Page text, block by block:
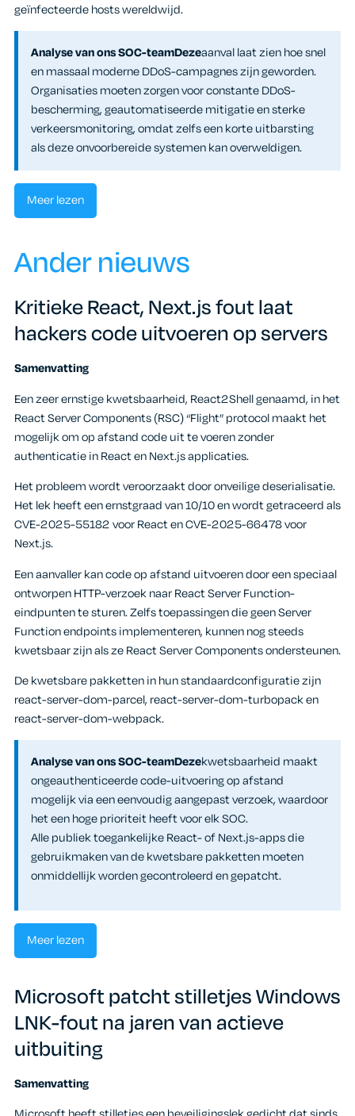
geïnfecteerde hosts wereldwijd.
Analyse van ons SOC-teamDezeaanval laat zien hoe snel
en massaal moderne DDoS-campagnes zijn geworden.
Organisaties moeten zorgen voor constante DDoS-
bescherming, geautomatiseerde mitigatie en sterke
verkeersmonitoring, omdat zelfs een korte uitbarsting
als deze onvoorbereide systemen kan overweldigen.
Meer lezen
Ander nieuws
Kritieke React, Next.js fout laat
hackers code uitvoeren op servers
Samenvatting
Een zeer ernstige kwetsbaarheid, React2Shell genaamd, in het
React Server Components (RSC) “Flight” protocol maakt het
mogelijk om op afstand code uit te voeren zonder
authenticatie in React en Next.js applicaties.
Het probleem wordt veroorzaakt door onveilige deserialisatie.
Het lek heeft een ernstgraad van 10/10 en wordt getraceerd als
CVE-2025-55182 voor React en CVE-2025-66478 voor
Next.js.
Een aanvaller kan code op afstand uitvoeren door een speciaal
ontworpen HTTP-verzoek naar React Server Function-
eindpunten te sturen. Zelfs toepassingen die geen Server
Function endpoints implementeren, kunnen nog steeds
kwetsbaar zijn als ze React Server Components ondersteunen.
De kwetsbare pakketten in hun standaardconfiguratie zijn
react-server-dom-parcel, react-server-dom-turbopack en
react-server-dom-webpack.
Analyse van ons SOC-teamDezekwetsbaarheid maakt
ongeauthenticeerde code-uitvoering op afstand
mogelijk via een eenvoudig aangepast verzoek, waardoor
het een hoge prioriteit heeft voor elk SOC.
Alle publiek toegankelijke React- of Next.js-apps die
gebruikmaken van de kwetsbare pakketten moeten
onmiddellijk worden gecontroleerd en gepatcht.
Meer lezen
Microsoft patcht stilletjes Windows
LNK-fout na jaren van actieve
uitbuiting
Samenvatting